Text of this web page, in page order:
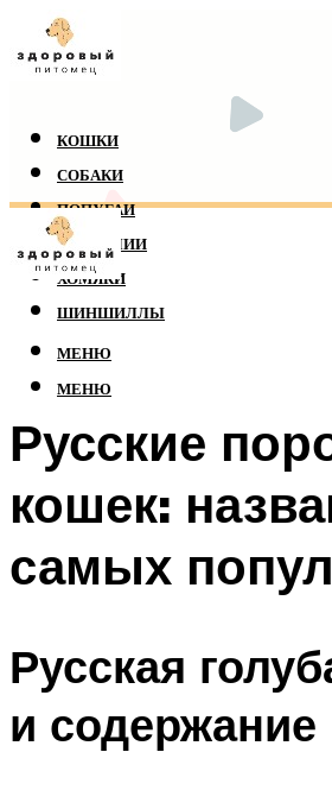
КОШКИ
СОБАКИ
ПОПУГАИ
РЕПТИЛИИ
ХОМЯКИ
ШИНШИЛЛЫ
МЕНЮ
МЕНЮ
Русские
кошек:
самых
Русская
и содержание